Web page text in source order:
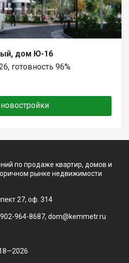
дом Ю-16
готовность 96%
по продаже квартир, домов и
рынке недвижимости
27, оф. 314
964-8687, dom@kemmetr.ru